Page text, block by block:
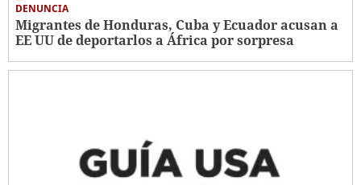
DENUNCIA
Migrantes de Honduras, Cuba y Ecuador acusan a
EE UU de deportarlos a África por sorpresa